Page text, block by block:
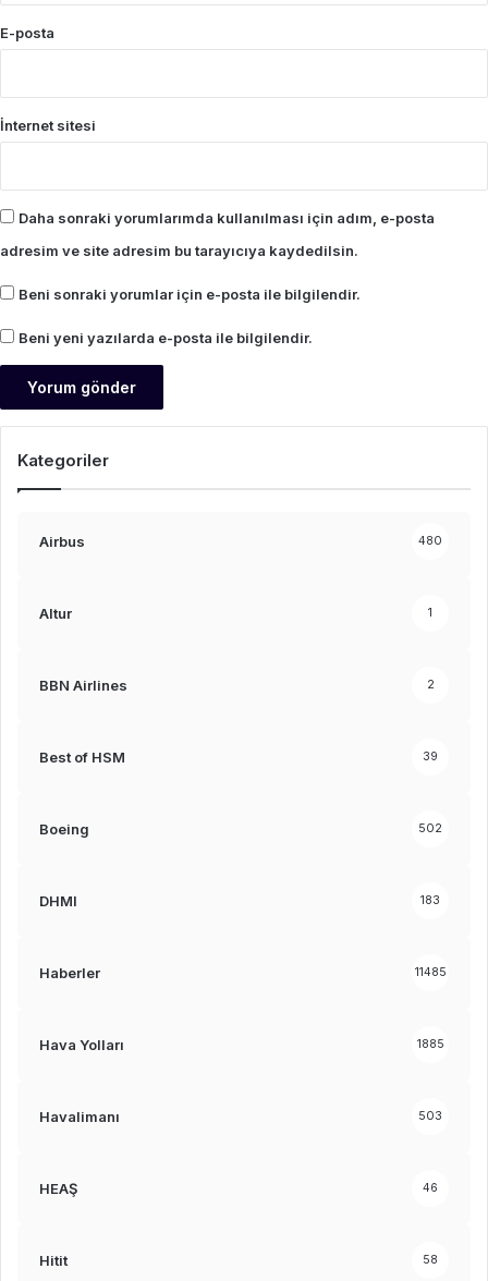
E-posta
İnternet sitesi
Daha sonraki yorumlarımda kullanılması için adım, e-posta
adresim ve site adresim bu tarayıcıya kaydedilsin.
Beni sonraki yorumlar için e-posta ile bilgilendir.
Beni yeni yazılarda e-posta ile bilgilendir.
Kategoriler
Airbus 480
Altur 1
BBN Airlines 2
Best of HSM 39
Boeing 502
DHMI 183
Haberler 11485
Hava Yolları 1885
Havalimanı 503
HEAŞ 46
Hitit 58